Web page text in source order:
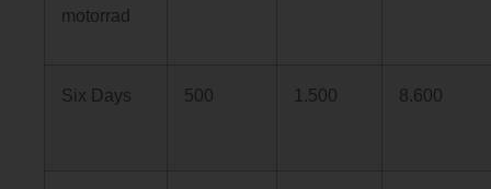
motorrad
Six Days 500 1.500 8.600